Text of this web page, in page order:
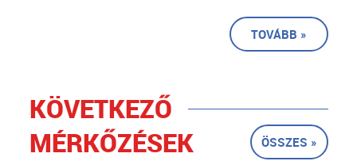
TOVÁBB »
KÖVETKEZŐ
MÉRKŐZÉSEK
ÖSSZES »